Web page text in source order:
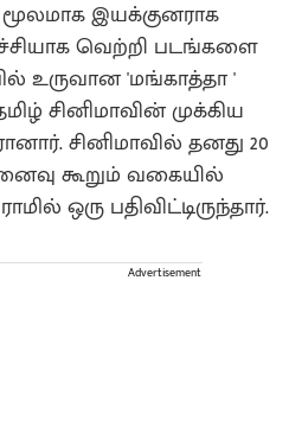
மூலமாக இயக்குனராக
வெற்றி படங்களை
உருவான 'மங்காத்தா '
சினிமாவின் முக்கிய
சினிமாவில் தனது 20
கூறும் வகையில்
ஒரு பதிவிட்டிருந்தார்.
Advertisement